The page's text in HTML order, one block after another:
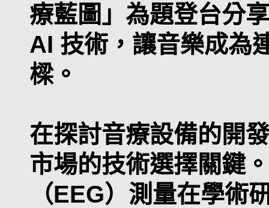
療藍圖」為題登台分
AI 技術，讓音樂成為
樑。
在探討音療設備的開
市場的技術選擇關鍵
（EEG）測量在學術